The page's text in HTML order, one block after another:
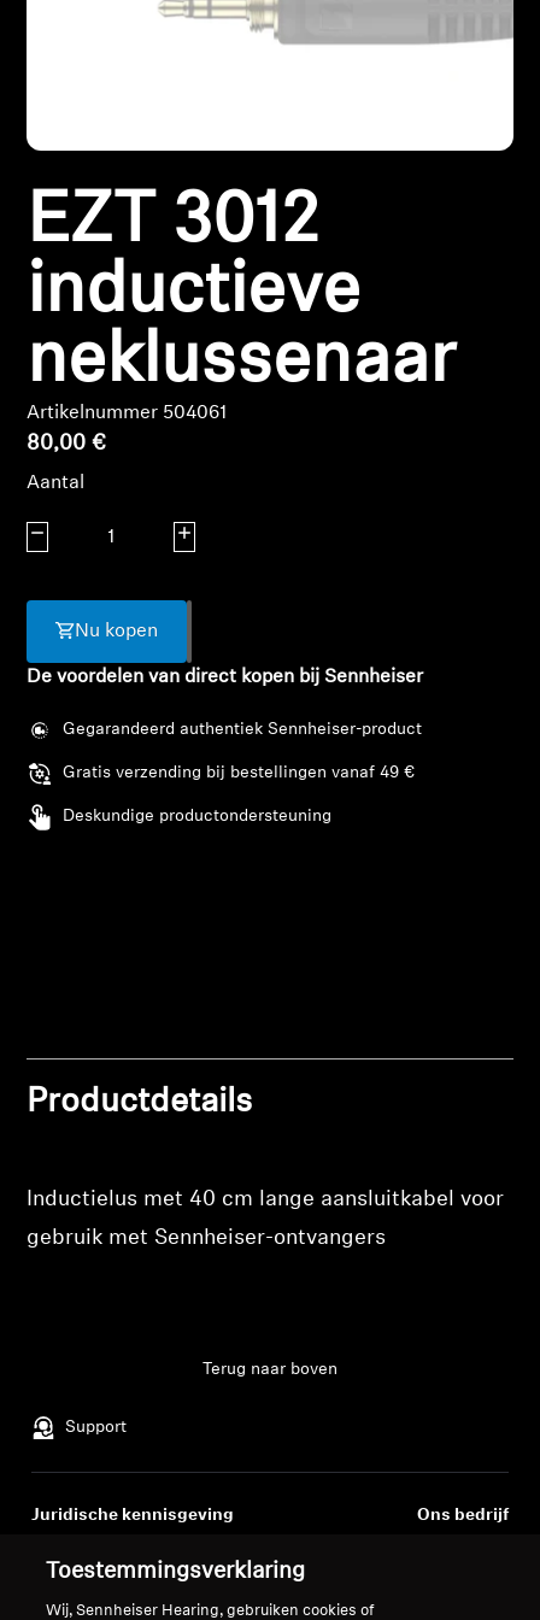
Koptelefoononderdelen en accessoires
Gehoor per categorie
TV-koptelefoons voor gehoorondersteuning
Gehoorbronnen
Soundbars
AMBEO soundbars en Subs
AMBEO-onderdelen en accessoires
Ontdekken
Over ons
Support
EZT 3012
inductieve
neklussenaar
Artikelnummer 504061
80,00 €
Aantal
Aantal verlagen Aantal verhogen
Nu kopen
De voordelen van direct kopen bij Sennheiser
Gegarandeerd authentiek Sennheiser-product
Gratis verzending bij bestellingen vanaf 49 €
Deskundige productondersteuning
Productdetails
Inductielus met 40 cm lange aansluitkabel voor
gebruik met Sennheiser-ontvangers
Support
Terug naar boven
Juridische kennisgeving
Herroep overeenkomst
Wereldwijd privacybeleid
Ons bedrijf
Toestemmingsverklaring
Wij, Sennheiser Hearing, gebruiken cookies of
Meld u aan bij uw account om producten aan uw
verlanglijst toe te voegen en uw eerder
opgeslagen artikelen te bekijken.